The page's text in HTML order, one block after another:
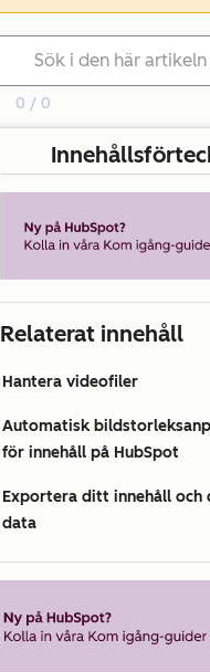
0 / 0
Relaterat innehåll
Hantera videofiler
Automatisk
för innehåll på HubSpot
Exportera ditt innehåll och
data